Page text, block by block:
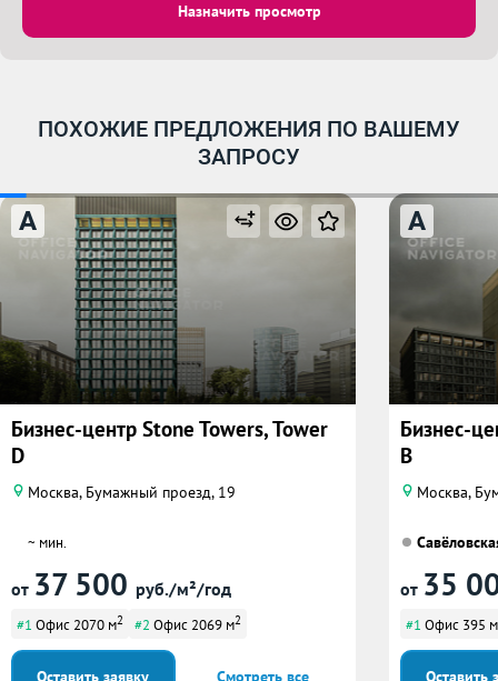
Назначить просмотр
ПОХОЖИЕ ПРЕДЛОЖЕНИЯ ПО ВАШЕМУ
ЗАПРОСУ
A
Бизнес-центр Stone Towers, Tower
D
Москва, Бумажный проезд, 19
~ мин.
от 37 500 руб./м²/год
#1 Офис 2070 м2 #2 Офис 2069 м2
Оставить заявку Смотреть все
A
Бизнес-
B
Москва,
от 35
#1 Офис 395 м
Оставить